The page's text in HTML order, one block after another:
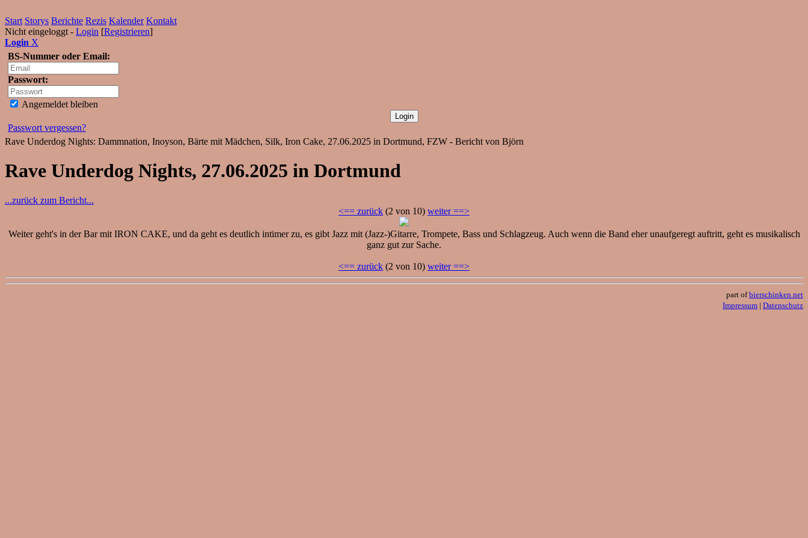
Start Storys Berichte Rezis Kalender Kontakt
Nicht eingeloggt - Login [Registrieren]
Login X
BS-Nummer oder Email:
Passwort:
Angemeldet bleiben
Passwort vergessen?
Rave Underdog Nights: Dammnation, Inoyson, Bärte mit Mädchen, Silk, Iron Cake, 27.06.2025 in Dortmund, FZW - Bericht von Björn
Rave Underdog Nights, 27.06.2025 in Dortmund
...zurück zum Bericht...
<== zurück (2 von 10) weiter ==>
Weiter geht's in der Bar mit IRON CAKE, und da geht es deutlich intimer zu, es gibt Jazz mit (Jazz-)Gitarre, Trompete, Bass und Schlagzeug. Auch wenn die Band eher unaufgeregt auftritt, geht es musikalisch
ganz gut zur Sache.
<== zurück (2 von 10) weiter ==>
part ofbierschinken.net
Impressum | Datenschutz